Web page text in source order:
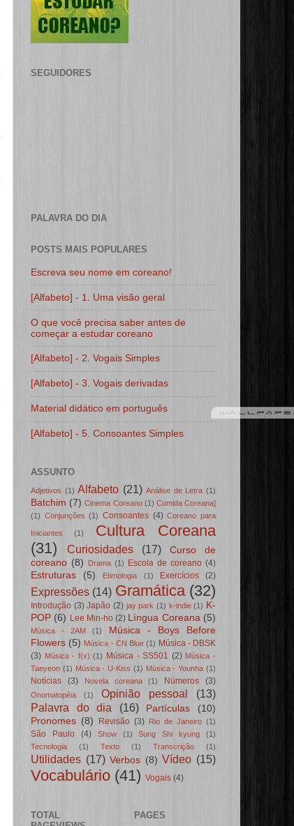
SEGUIDORES
PALAVRA DO DIA
POSTS MAIS POPULARES
Escreva seu nome em coreano!
[Alfabeto] - 1. Uma visão geral
O que você precisa saber antes de
começar a estudar coreano
[Alfabeto] - 2. Vogais Simples
[Alfabeto] - 3. Vogais derivadas
Material didático em português
[Alfabeto] - 5. Consoantes Simples
ASSUNTO
Adjetivos (1) Alfabeto (21) Análise de Letra (1)
Batchim (7) Cinema Coreano (1) Comida Coreana]
(1) Conjunções (1) Consoantes (4) Coreano para
Iniciantes (1)
Cultura Coreana
(31)
Curiosidades (17)
Curso de
coreano (8) Drama (1) Escola de coreano (4)
Estruturas (5) Etimologia (1) Exercícios (2)
Expressões (14) Gramática (32)
Introdução (3) Japão (2) jay park (1) k-indie (1) K-
POP (6) Lee Min-ho (2) Língua Coreana (5)
Música - 2AM (1)
Música - Boys Before
Flowers (5) Música - CN Blue (1) Música - DBSK
(3) Música - f(x) (1) Música - SS501 (2) Música -
Taeyeon (1) Música - U-Kiss (1) Música - Younha (1)
Notícias (3) Novela coreana (1) Números (3)
Onomatopéia (1) Opinião pessoal
(13)
Palavra do dia
(16) Partículas
(10)
Pronomes (8) Revisão (3) Rio de Janeiro (1)
São Paulo (4) Show (1) Sung Shi kyung
(1)
Tecnologia
(1) Texto (1) Transcrição (1)
Utilidades (17) Verbos (8) Vídeo (15)
Vocabulário (41) Vogais (4)
TOTAL
PAGES